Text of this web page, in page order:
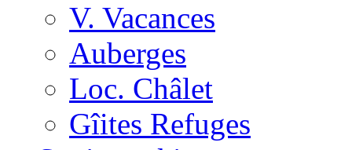
V. Vacances
Auberges
Loc. Châlet
Gîites Refuges